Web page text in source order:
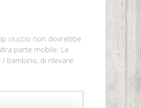
ciuccio non dovrebbe
parte mobile. La
bambino, di rilevare